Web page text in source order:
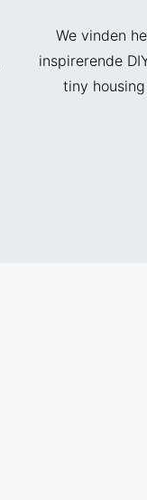
We vinden
inspirerende
tiny